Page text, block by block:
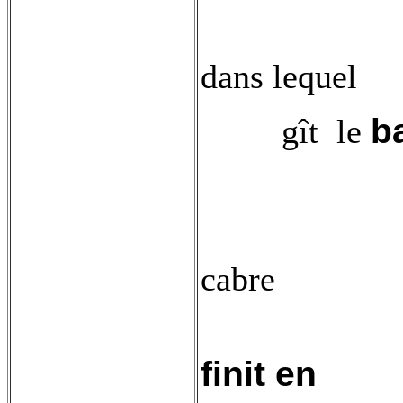
dans lequel
gît le
cabre
finit en